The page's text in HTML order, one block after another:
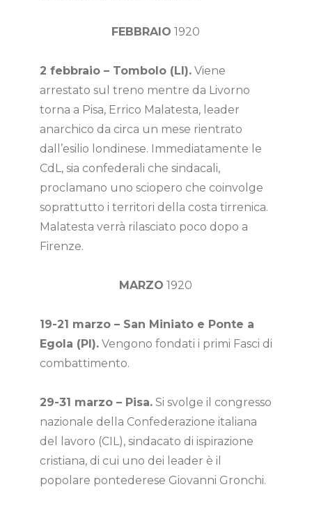
FEBBRAIO 1920
2 febbraio – Tombolo (LI).Viene
arrestato sul treno mentre da Livorno
torna a Pisa, Errico Malatesta, leader
anarchico da circa un mese rientrato
dall’esilio londinese. Immediatamente le
CdL, sia confederali che sindacali,
proclamano uno sciopero che coinvolge
soprattutto i territori della costa tirrenica.
Malatesta verrà rilasciato poco dopo a
Firenze.
MARZO 1920
19-21 marzo – San Miniato e Ponte a
Egola (PI).Vengono fondati i primi Fasci di
combattimento.
29-31 marzo – Pisa.Si svolge il congresso
nazionale della Confederazione italiana
del lavoro (CIL), sindacato di ispirazione
cristiana, di cui uno dei leader è il
popolare pontederese Giovanni Gronchi.